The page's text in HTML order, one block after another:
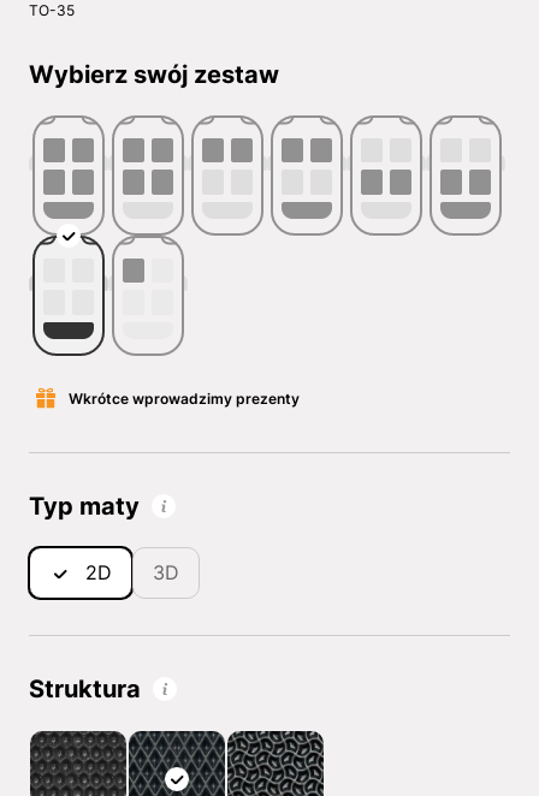
TO-35
Wybierz swój zestaw
Wkrótce wprowadzimy prezenty
Typ maty
2D 3D
Struktura